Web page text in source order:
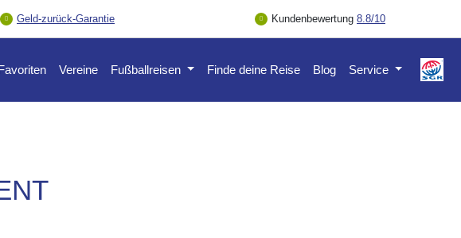
Geld-zurück-Garantie Kundenbewertung 8.8/10
Vereine Fußballreisen Finde deine Reise Blog Service